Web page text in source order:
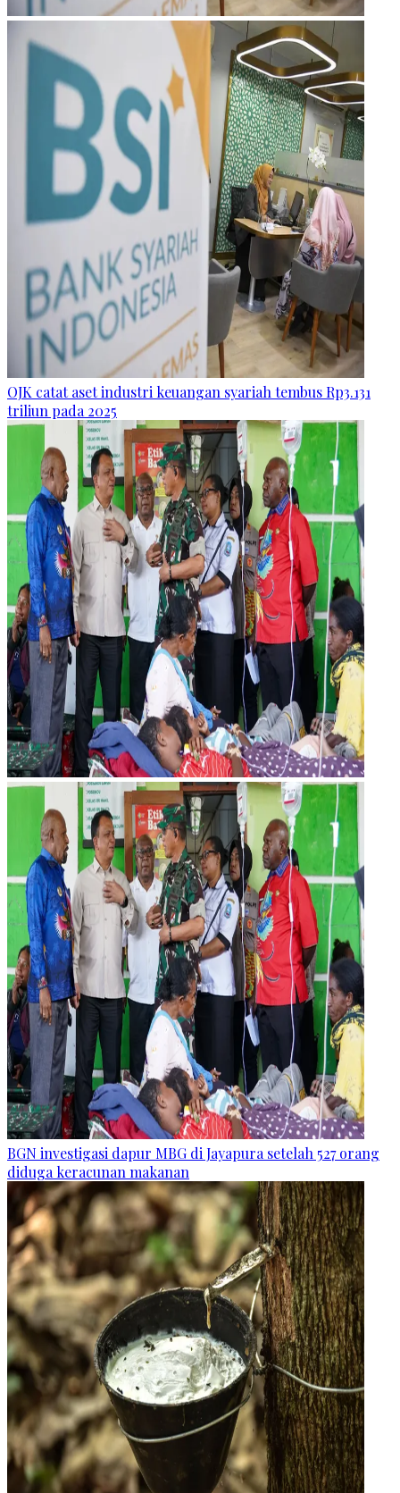
OJK catat aset industri keuangan syariah tembus Rp3.131
triliun pada 2025
BGN investigasi dapur MBG di Jayapura setelah 527 orang
diduga keracunan makanan